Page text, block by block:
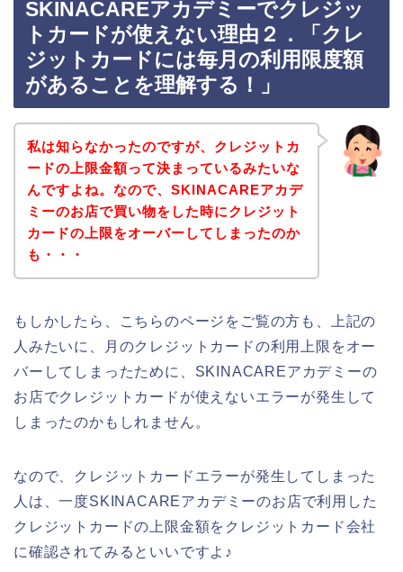
SKINACAREアカデミーでクレジッ
トカードが使えない理由２．「クレ
ジットカードには毎月の利用限度額
があることを理解する！」
私は知らなかったのですが、クレジットカ
ードの上限金額って決まっているみたいな
んですよね。なので、SKINACAREアカデ
ミーのお店で買い物をした時にクレジット
カードの上限をオーバーしてしまったのか
も・・・
もしかしたら、こちらのページをご覧の方も、上記の
人みたいに、月のクレジットカードの利用上限をオー
バーしてしまったために、SKINACAREアカデミーの
お店でクレジットカードが使えないエラーが発生して
しまったのかもしれません。
なので、クレジットカードエラーが発生してしまった
人は、一度SKINACAREアカデミーのお店で利用した
クレジットカードの上限金額をクレジットカード会社
に確認されてみるといいですよ♪